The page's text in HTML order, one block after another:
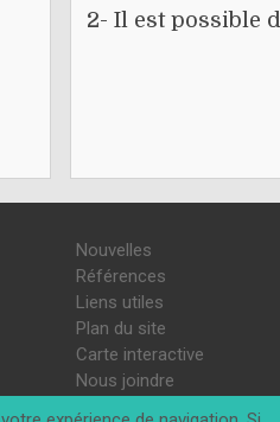
2- Il est possible
Nouvelles
Références
Liens utiles
Plan du site
Carte interactive
Nous joindre